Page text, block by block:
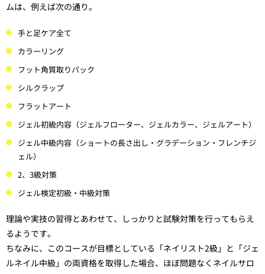
ムは、例えば次の通り。
手と足ケア全て
カラーリング
フット角質取りパック
シルクラップ
フラットアート
ジェル初級内容（ジェルフローター、ジェルカラー、ジェルアート）
ジェル中級内容（ショートの長さ出し・グラデーション・フレンチジ
ェル）
2、3級対策
ジェル検定初級・中級対策
理論や実技の習得とあわせて、しっかりと試験対策を行ってもらえ
るようです。
ちなみに、このコースが目標としている「ネイリスト2級」と「ジェ
ルネイル中級」の両資格を取得した場合、ほぼ問題なくネイルサロ